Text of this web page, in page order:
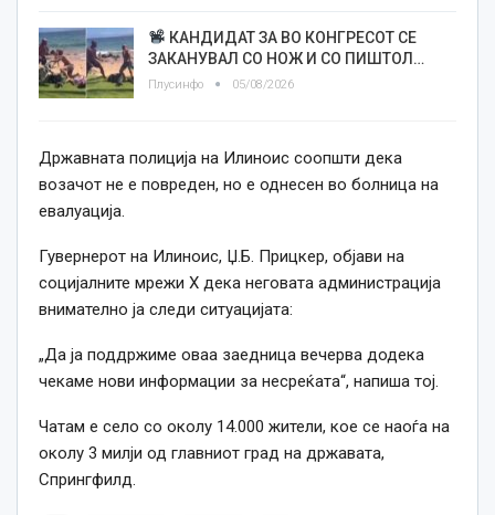
КАНДИДАТ ЗА ВО КОНГРЕСОТ СЕ
ЗАКАНУВАЛ СО НОЖ И СО ПИШТОЛ…
Плусинфо 05/08/2026
Државната полиција на Илиноис соопшти дека
возачот не е повреден, но е однесен во болница на
евалуација.
Гувернерот на Илиноис, Џ.Б. Прицкер, објави на
социјалните мрежи X дека неговата администрација
внимателно ја следи ситуацијата:
„Да ја поддржиме оваа заедница вечерва додека
чекаме нови информации за несреќата“, напиша тој.
Чатам е село со околу 14.000 жители, кое се наоѓа на
околу 3 милји од главниот град на државата,
Спрингфилд.